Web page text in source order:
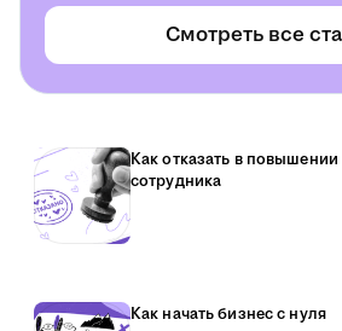
Смотреть все
Как отказать в повышении
сотрудника
Как начать бизнес с нуля